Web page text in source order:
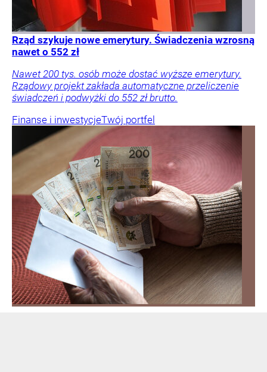
Rząd szykuje nowe emerytury. Świadczenia wzrosną
nawet o 552 zł
Nawet 200 tys. osób może dostać wyższe emerytury.
Rządowy projekt zakłada automatyczne przeliczenie
świadczeń i podwyżki do 552 zł brutto.
Finanse i inwestycjeTwój portfel